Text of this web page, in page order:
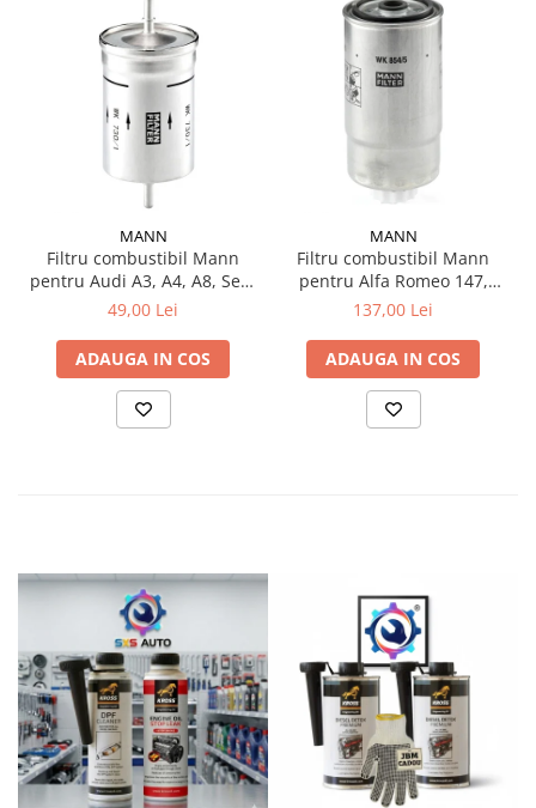
Odorizante grila
MANN
Filtru combustibil Mann
pentru Audi A3, A4, A8, Seat
Leon, Toledo, Skoda
49,00 Lei
ADAUGA IN COS
MANN
Filtru combustibil Mann
pentru Alfa Romeo 147,
156, 166, GT BMC Megastar
Thesis, Lybra LDV Maxus si
Piaggio Porter
137,00 Lei
ADAUGA IN COS